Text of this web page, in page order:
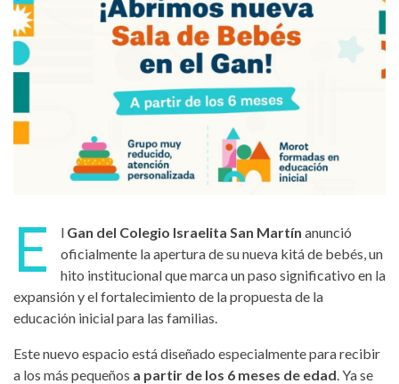
E l Gan del Colegio Israelita San Martín anunció
oficialmente la apertura de su nueva kitá de bebés, un
hito institucional que marca un paso significativo en la
expansión y el fortalecimiento de la propuesta de la
educación inicial para las familias.
Este nuevo espacio está diseñado especialmente para recibir
a los más pequeños a partir de los 6 meses de edad . Ya se